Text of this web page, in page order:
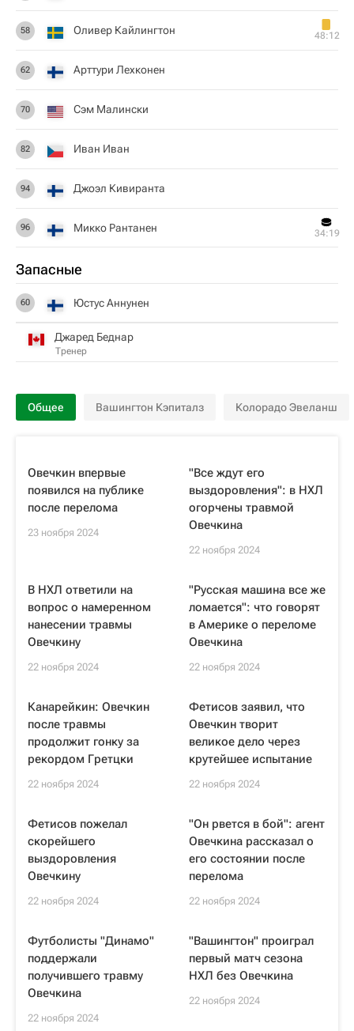
58 Оливер Кайлингтон 48:12
62 Арттури Лехконен
70 Сэм Малински
82 Иван Иван
94 Джоэл Кивиранта
96 Микко Рантанен 34:19
Запасные
60 Юстус Аннунен
Джаред Беднар
Тренер
Общее Вашингтон Кэпиталз Колорадо Эвеланш
Овечкин впервые
появился на публике
после перелома
23 ноября 2024
"Все ждут его
выздоровления": в НХЛ
огорчены травмой
Овечкина
22 ноября 2024
В НХЛ ответили на
вопрос о намеренном
нанесении травмы
Овечкину
22 ноября 2024
"Русская машина все же
ломается": что говорят
в Америке о переломе
Овечкина
22 ноября 2024
Канарейкин: Овечкин
после травмы
продолжит гонку за
рекордом Гретцки
22 ноября 2024
Фетисов заявил, что
Овечкин творит
великое дело через
крутейшее испытание
22 ноября 2024
Фетисов пожелал
скорейшего
выздоровления
Овечкину
22 ноября 2024
"Он рвется в бой": агент
Овечкина рассказал о
его состоянии после
перелома
22 ноября 2024
Футболисты "Динамо"
поддержали
получившего травму
Овечкина
22 ноября 2024
"Вашингтон" проиграл
первый матч сезона
НХЛ без Овечкина
22 ноября 2024